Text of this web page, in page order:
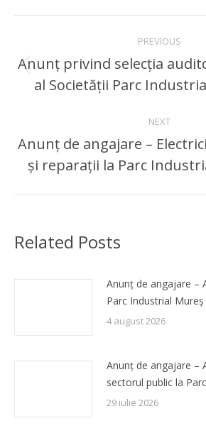
navigation
PREVIOUS
Previous
post:
Anunț privind selecția
al Societății Parc
NEXT
Next
post:
Anunț de angajare –
și reparații la Parc
Related Posts
Anunț de angajare –
Parc Industrial Mureș
4 august 2026
Anunț de angajare –
sectorul public la
29 iulie 2026